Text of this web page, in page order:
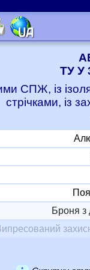
ТУ У
СПЖ, із
стрічками, із
Броня з